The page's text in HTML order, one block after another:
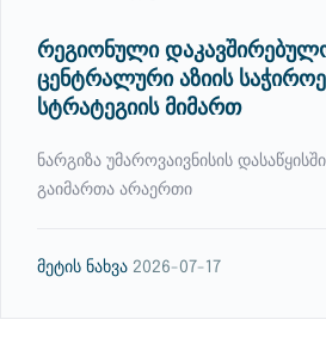
რეგიონული
ცენტრალური აზიის
სტრატეგიის მიმართ
ნარგიზა უმაროვაივნისის
გაიმართა არაერთი
მეტის ნახვა 2026-07-17